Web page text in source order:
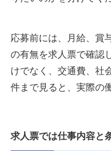
応募前には、月給、賞
の有無を求人票で確認
けでなく、交通費、社
件まで見ると、実際の
求人票では仕事内容と